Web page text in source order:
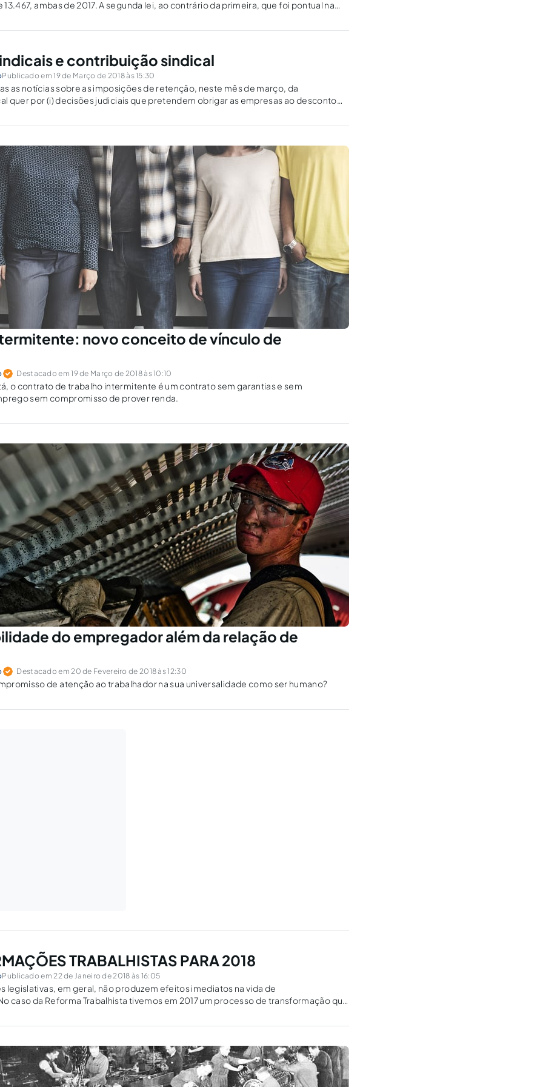
13.467, ambas de 2017. A segunda lei, ao contrário da primeira, que foi pontual na
e contribuição sindical
Publicado em 19 de Março de 2018 às 15:30
as notícias sobre as imposições de retenção, neste mês de março, da
quer por (i) decisões judiciais que pretendem obrigar as empresas ao desconto
novo conceito de vínculo de
Destacado em 19 de Março de 2018 às 10:10
o contrato de trabalho intermitente é um contrato sem garantias e sem
sem compromisso de prover renda.
do empregador além da relação de
Destacado em 20 de Fevereiro de 2018 às 12:30
de atenção ao trabalhador na sua universalidade como ser humano?
TRABALHISTAS PARA 2018
Publicado em 22 de Janeiro de 2018 às 16:05
legislativas, em geral, não produzem efeitos imediatos na vida de
caso da Reforma Trabalhista tivemos em 2017 um processo de transformação que